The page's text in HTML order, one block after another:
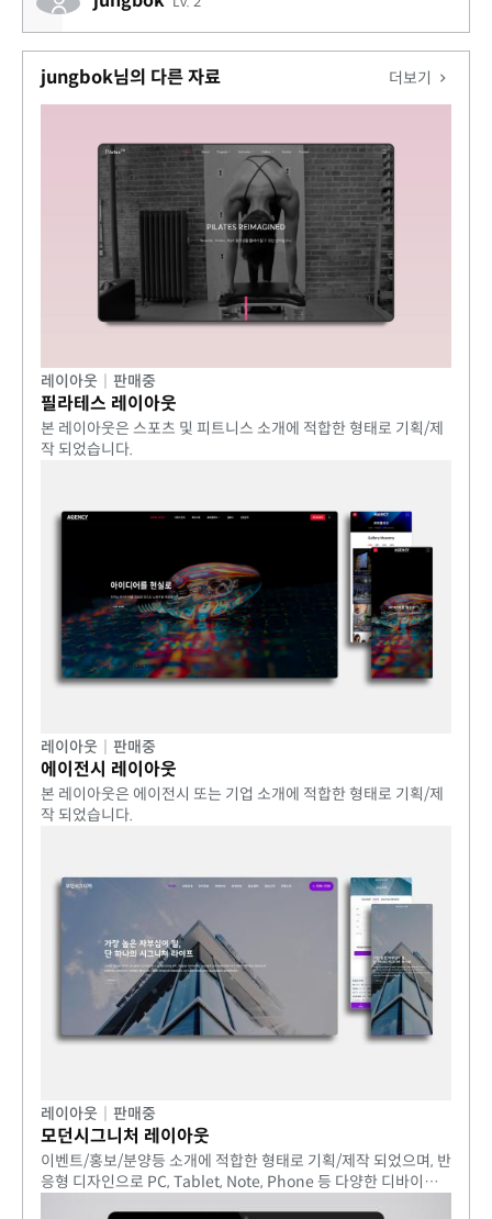
jungbok님의 다른 자료 더보기
레이아웃 판매중
필라테스 레이아웃
본 레이아웃은 스포츠 및 피트니스 소개에 적합한 형태로 기획/제
작 되었습니다.
레이아웃 판매중
에이전시 레이아웃
본 레이아웃은 에이전시 또는 기업 소개에 적합한 형태로 기획/제
작 되었습니다.
레이아웃 판매중
모던시그니처 레이아웃
이벤트/홍보/분양등 소개에 적합한 형태로 기획/제작 되었으며, 반
응형 디자인으로 PC, Tablet, Note, Phone 등 다양한 디바이스